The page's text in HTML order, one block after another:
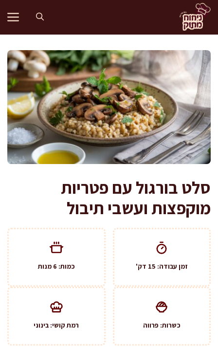
לדלג
לתוכן
סלט בורגול עם פטריות
מוקפצות ועשבי תיבול
זמן עבודה: 15 דק' כמות: 6 מנות
כשרות: פרווה רמת קושי: בינוני